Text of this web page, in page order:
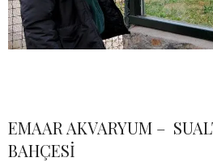
EMAAR AKVARYUM –
BAHÇESİ